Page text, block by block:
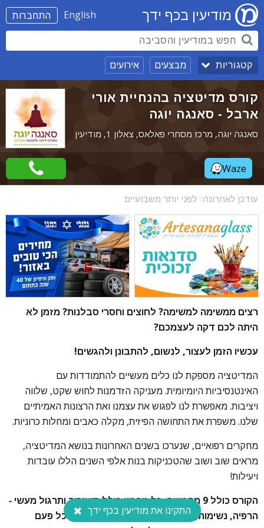
התחברות English מודיעין בכף ידך
קטגוריות מבצעים אירועים
קורס מדיטציה בהנחיית אורי
ארבל - סאנגה יוגה
סאנגה יוגה, מרכז מסחרי פאלאס, צאלון 1, מודיעין
Waze
עודכן לאחרונה: לפני יותר משבועיים
רצים ממשימה למשימה? לחוצים וחסרי סבלנות? מזמן לא
היתה לכם דקה לעצמכם?
עכשיו הזמן לעצור, לנשום, להתבונן ולהגשים!
המדיטציה מספקת לנו כלים מעשיים להתמודדות עם
האינטנסיביות היומיומית. מעניקה הזדמנות לחוש שקט, שלווה
ויציבות. מאפשרת לנו לפגוש את עצמנו ואת הרצונות האמיתיים
שלנו. משפרת את התחושה הפיזית, מקלה כאבים ומחלות כרוניות.
מחקרים רפואיים, שנערכו בשנים האחרונות בנושא המדיטציה,
מראים שוב ושוב שהטכניקות בנות אלפי השנים הללו עובדות
ויעילות!
הקורס כולל 9 מפגשים. כל מפגש כולל תיאוריה ותרגול מעשי -
הרפיה, נשימות, טכניקות ריכוז ומדיטציה, ועוסק כל פעם
התקינו את מודיעין בכף ידך